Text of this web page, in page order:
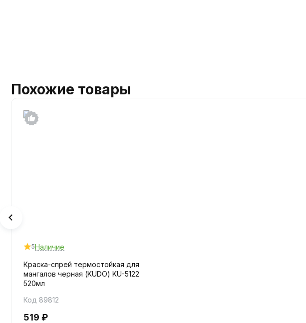
Похожие товары
5Наличие
Краска-спрей термостойкая для
мангалов черная (KUDO) KU-5122
520мл
Код 89812
519 ₽